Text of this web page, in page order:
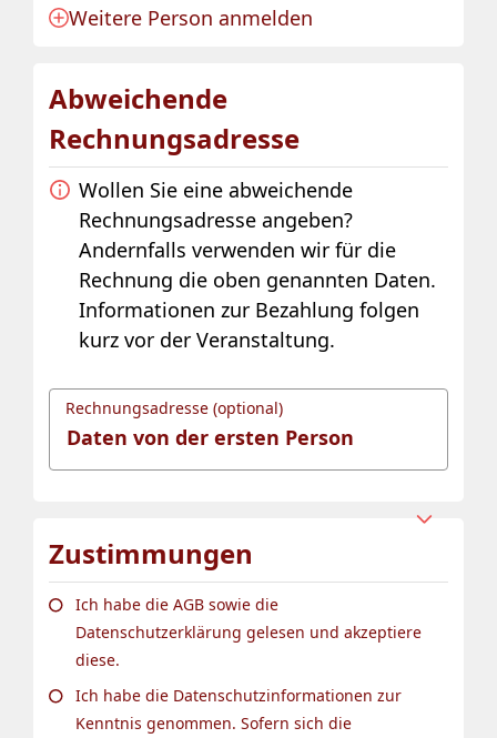
Anmeldung für eine Person angelegt.
Weitere Person anmelden
Abweichende
Rechnungsadresse
Wollen Sie eine abweichende
Rechnungsadresse angeben?
Andernfalls verwenden wir für die
Rechnung die oben genannten Daten.
Informationen zur Bezahlung folgen
kurz vor der Veranstaltung.
Rechnungsadresse (optional)
Zustimmungen
Ich habe die AGB sowie die
Datenschutzerklärung gelesen und akzeptiere
diese.
Ich habe die Datenschutzinformationen zur
Kenntnis genommen. Sofern sich die